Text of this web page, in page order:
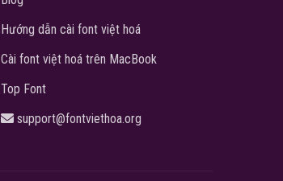
Hướng dẫn cài font việt hoá
Cài font việt hoá trên MacBook
Top Font
support@fontviethoa.org